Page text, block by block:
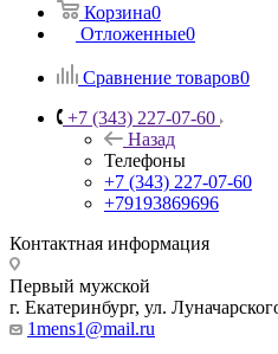
Корзина0
Отложенные0
Сравнение товаров0
+7 (343) 227-07-60
Назад
Телефоны
+7 (343) 227-07-60
+79193869696
Контактная информация
Первый мужской
г. Екатеринбург, ул.
1mens1@mail.ru